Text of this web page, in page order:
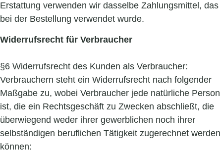
Erstattung verwenden wir dasselbe Zahlungsmittel, das
bei der Bestellung verwendet wurde.
Widerrufsrecht für Verbraucher
§6 Widerrufsrecht des Kunden als Verbraucher:
Verbrauchern steht ein Widerrufsrecht nach folgender
Maßgabe zu, wobei Verbraucher jede natürliche Person
ist, die ein Rechtsgeschäft zu Zwecken abschließt, die
überwiegend weder ihrer gewerblichen noch ihrer
selbständigen beruflichen Tätigkeit zugerechnet werden
können: